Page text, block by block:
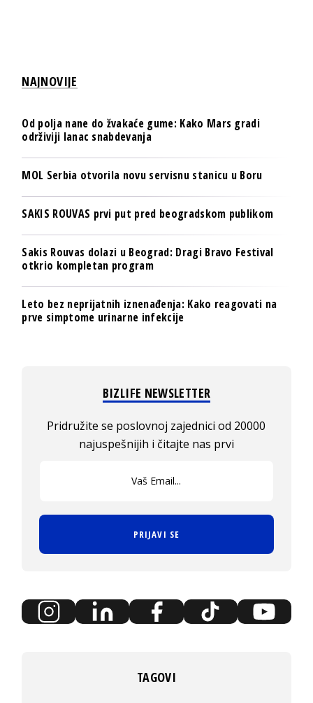
NAJNOVIJE
Od polja nane do žvakaće gume: Kako Mars gradi
održiviji lanac snabdevanja
MOL Serbia otvorila novu servisnu stanicu u Boru
SAKIS ROUVAS prvi put pred beogradskom publikom
Sakis Rouvas dolazi u Beograd: Dragi Bravo Festival
otkrio kompletan program
Leto bez neprijatnih iznenađenja: Kako reagovati na
prve simptome urinarne infekcije
BIZLIFE NEWSLETTER
Pridružite se poslovnoj zajednici od 20000
najuspešnijih i čitajte nas prvi
PRIJAVI SE
TAGOVI